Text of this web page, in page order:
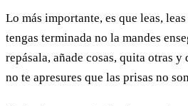
Lo más importante, es que leas,
tengas terminada no la mandes
repásala, añade cosas, quita otras y
no te apresures que las prisas no